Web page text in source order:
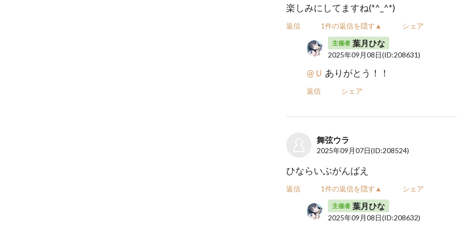
楽しみにしてますね(*^_^*)
返信 1件の返信を隠す▲ シェア
主催者 葉月ひな
2025年09月08日(ID:208631)
@Ｕ ありがとう！！
返信 シェア
舞弦ウラ
2025年09月07日(ID:208524)
ひならいぶがんばえ
返信 1件の返信を隠す▲ シェア
主催者 葉月ひな
2025年09月08日(ID:208632)